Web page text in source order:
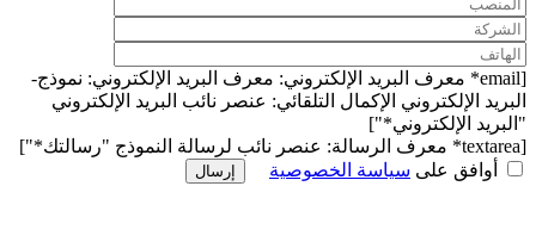
[email* معرف البريد الإلكتروني: معرف البريد الإلكتروني: نموذج-
البريد الإلكتروني الإكمال التلقائي: عنصر نائب البريد الإلكتروني
"البريد الإلكتروني*"]
[textarea* معرف الرسالة: عنصر نائب لرسالة النموذج "رسالتك*"]
أوافق على سياسة الخصوصية إرسال